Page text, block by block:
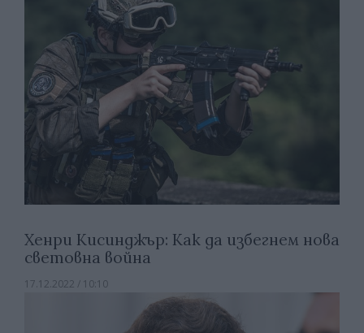
Хенри Кисинджър: Как да избегнем нова
световна война
17.12.2022 / 10:10